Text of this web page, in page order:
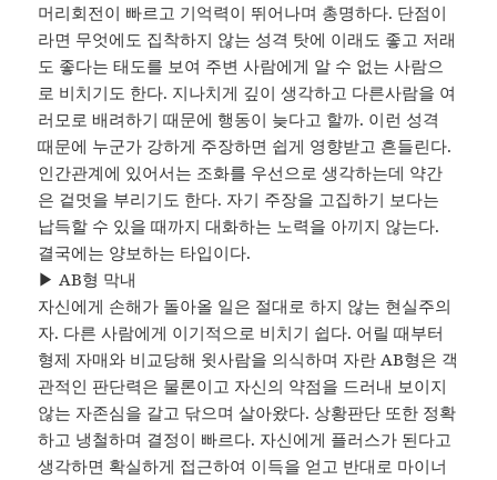
머리회전이 빠르고 기억력이 뛰어나며 총명하다. 단점이
라면 무엇에도 집착하지 않는 성격 탓에 이래도 좋고 저래
도 좋다는 태도를 보여 주변 사람에게 알 수 없는 사람으
로 비치기도 한다. 지나치게 깊이 생각하고 다른사람을 여
러모로 배려하기 때문에 행동이 늦다고 할까. 이런 성격
때문에 누군가 강하게 주장하면 쉽게 영향받고 흔들린다.
인간관계에 있어서는 조화를 우선으로 생각하는데 약간
은 겉멋을 부리기도 한다. 자기 주장을 고집하기 보다는
납득할 수 있을 때까지 대화하는 노력을 아끼지 않는다.
결국에는 양보하는 타입이다.
▶ AB형 막내
자신에게 손해가 돌아올 일은 절대로 하지 않는 현실주의
자. 다른 사람에게 이기적으로 비치기 쉽다. 어릴 때부터
형제 자매와 비교당해 윗사람을 의식하며 자란 AB형은 객
관적인 판단력은 물론이고 자신의 약점을 드러내 보이지
않는 자존심을 갈고 닦으며 살아왔다. 상황판단 또한 정확
하고 냉철하며 결정이 빠르다. 자신에게 플러스가 된다고
생각하면 확실하게 접근하여 이득을 얻고 반대로 마이너